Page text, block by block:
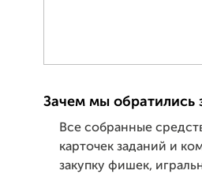
Зачем мы обратились
Все собранные
карточек заданий и
закупку фишек,